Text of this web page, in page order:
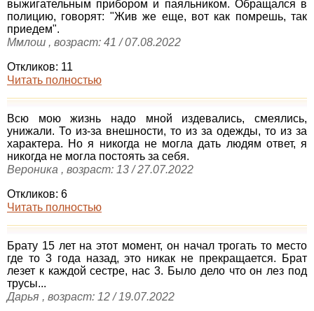
выжигательным прибором и паяльником. Обращался в
полицию, говорят: "Жив же еще, вот как помрешь, так
приедем".
Ммлош , возраст: 41 / 07.08.2022
Откликов: 11
Читать полностью
Всю мою жизнь надо мной издевались, смеялись,
унижали. То из-за внешности, то из за одежды, то из за
характера. Но я никогда не могла дать людям ответ, я
никогда не могла постоять за себя.
Вероника , возраст: 13 / 27.07.2022
Откликов: 6
Читать полностью
Брату 15 лет на этот момент, он начал трогать то место
где то 3 года назад, это никак не прекращается. Брат
лезет к каждой сестре, нас 3. Было дело что он лез под
трусы...
Дарья , возраст: 12 / 19.07.2022